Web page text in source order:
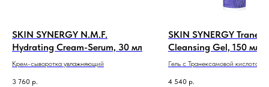
SKIN SYNERGY N.M.F.
Hydrating Cream-Serum, 30 мл
Крем-сыворотка увлажняющий
3 760 р.
SKIN SYNERGY
Cleansing Gel, 150 мл
транексамовый гель
Гель с Транексамовой кислотой
4 540 р.